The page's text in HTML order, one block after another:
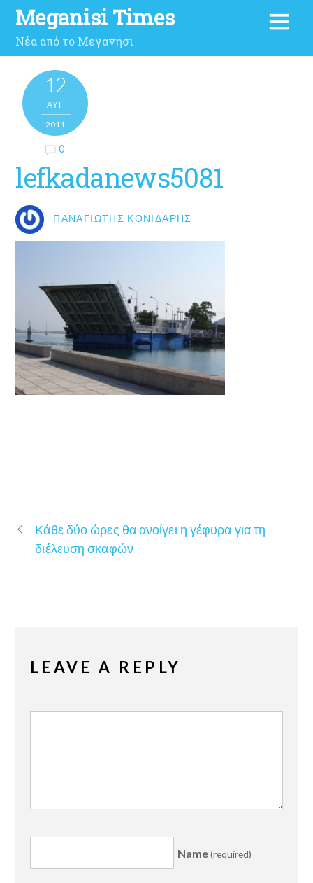
Meganisi Times
Νέα από το Μεγανήσι
12
ΑΥΓ
2011
0
lefkadanews5081
ΠΑΝΑΓΙΏΤΗΣ ΚΟΝΙΔΆΡΗΣ
Κάθε δύο ώρες θα ανοίγει η γέφυρα για τη
διέλευση σκαφών
LEAVE A REPLY
Name(required)